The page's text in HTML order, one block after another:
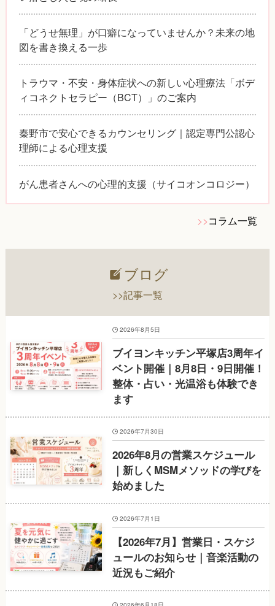
「どうせ無理」が口癖になっていませんか？未来の地
図を書き換える一歩
トラウマ・不安・身体症状への新しい心理療法「ボデ
ィコネクトセラピー（BCT）」のご案内
秦野市で安心できるカウンセリング｜認定専門公認心
理師による心理支援
がん患者さんへの心理的支援（サイコオンコロジー）
>>コラム一覧
ブログ
>>記事一覧
ブイヨンキッチン平塚店3周年イ
ベント開催｜8月8日・9日開催！
整体・占い・光温浴も体験でき
ます
2026年8月5日
2026年8月の営業スケジュール
｜新しくMSMメソッドの学びを
始めました
2026年7月30日
【2026年7月】営業日・スケジ
ュールのお知らせ｜音楽活動の
近況もご紹介
2026年7月1日